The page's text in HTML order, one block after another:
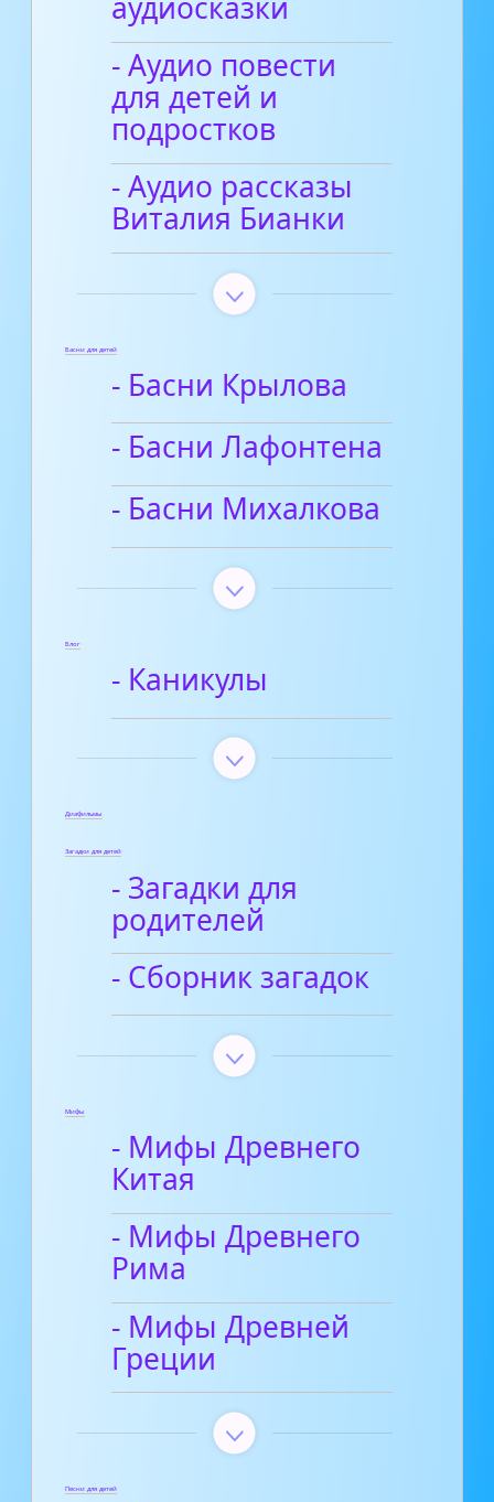
аудиосказки
- Аудио повести
для детей и
подростков
- Аудио рассказы
Виталия Бианки
Басни для детей
- Басни Крылова
- Басни Лафонтена
- Басни Михалкова
Блог
- Каникулы
Диафильмы
Загадки для детей
- Загадки для
родителей
- Сборник загадок
Мифы
- Мифы Древнего
Китая
- Мифы Древнего
Рима
- Мифы Древней
Греции
Песни для детей